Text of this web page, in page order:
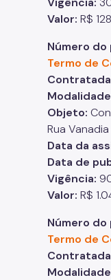
Valor: R$
Número
Termo de
Objeto:
Rua
Data da
Data de
Vigência:
Valor: R$
Número
Termo de